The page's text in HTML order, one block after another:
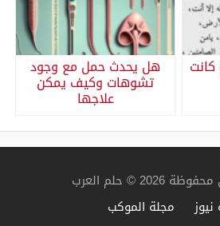
هل يحدث حمل مع وجود
تشوهات وكيف يمكن
علاجها
© حلم العرب
مجلة الموكب